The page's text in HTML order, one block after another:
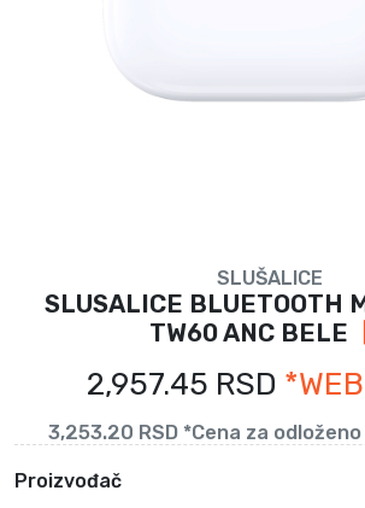
SLUŠALICE
SLUSALICE BLUETOOTH
TW60 ANC BELE
2,957.45 RSD
3,253.20 RSD *Cena za
Proizvođač